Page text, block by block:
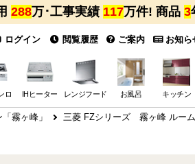
288万･工事実績 117万件! 商品 3
ログイン 閲覧履歴 ご案内 お知ら
ロ IHヒーター レンジフード お風呂 キッチン
霧ヶ峰」 三菱 FZシリーズ 霧ヶ峰 ルー